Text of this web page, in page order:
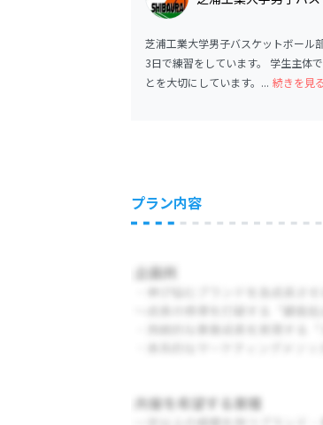
芝浦工業大学男子バスケットボール
3日で練習をしています。 学生主体
とを大切にしています。... 続きを見る
プラン内容